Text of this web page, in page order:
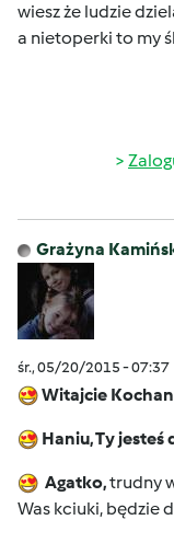
wiesz że ludzie
a nietoperki to my
Grażyna
śr., 05/20/2015 - 07:37
Witajcie
Haniu, Ty
Agatko,trudny
Was kciuki, będzie